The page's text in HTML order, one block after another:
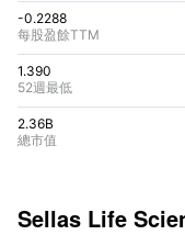
-0.2288
每股盈餘TTM
1.390
52週最低
2.36B
總市值
Sellas Life